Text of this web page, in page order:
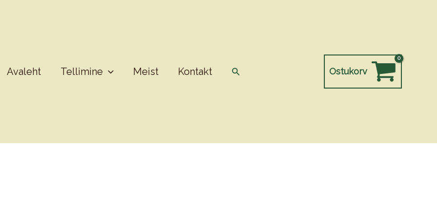
Avaleht Tellimine Meist Kontakt Search Ostukorv